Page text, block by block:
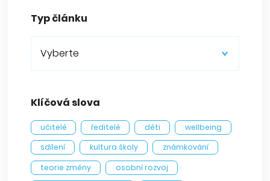
Typ článku
Vyberte
Klíčová slova
učitelé ředitelé děti
wellbeing
sdílení
kultura školy
známkování
teorie změny
osobní rozvoj